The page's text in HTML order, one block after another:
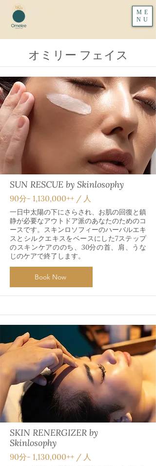
ME
NU
オミリー フェイス
SUN RESCUE by Skinlosophy
90分‐ 1,130,000++ / 人
一日中太陽の下にさらされ、お肌の回復と鎮
静が必要なアウトドア派のあなたのためのコ
ースです。スキンロソフィーのハーバルエキ
スとシルクエキスをベースにした7ステップ
のスキンケアののち、30分の首、肩、うな
じのケアで終了します。
Book Now
SKIN RENERGIZER by
Skinlosophy
90分‐ 1,130,000++ / 人